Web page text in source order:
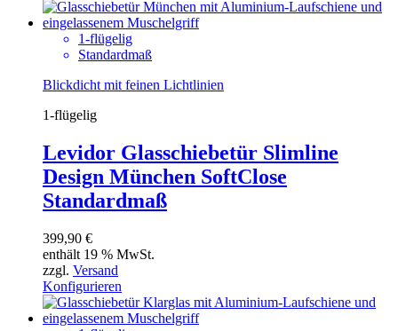
1-flügelig
Standardmaß
Blickdicht mit feinen Lichtlinien
1-flügelig
Levidor Glasschiebetür Slimline
Design München SoftClose
Standardmaß
399,90 €
enthält 19 % MwSt.
zzgl. Versand
Konfigurieren